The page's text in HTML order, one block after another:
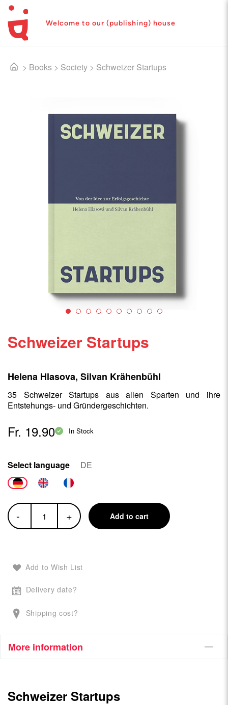
Welcome to our (publishing) house
> Books > Society > Schweizer Startups
Schweizer Startups
Helena Hlasova, Silvan Krähenbühl
35 Schweizer Startups aus allen Sparten und ihre
Entstehungs- und Gründergeschichten.
Fr. 19.90 In Stock
Select language DE
- + Add to cart
Add to Wish List
Delivery date?
Shipping cost?
More information
Schweizer Startups